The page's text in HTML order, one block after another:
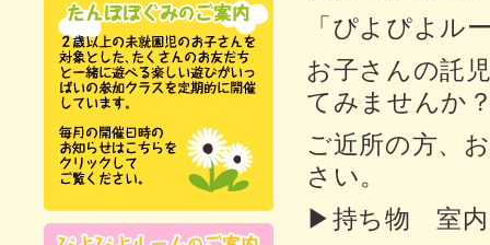
「ぴよぴよル
お子さんの託
てみませんか
ご近所の方、
さい。
▶持ち物 室内